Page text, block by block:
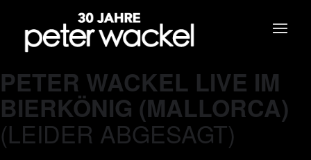
PETER WACKEL LIVE IM
BIERKÖNIG (MALLORCA)
(LEIDER ABGESAGT)